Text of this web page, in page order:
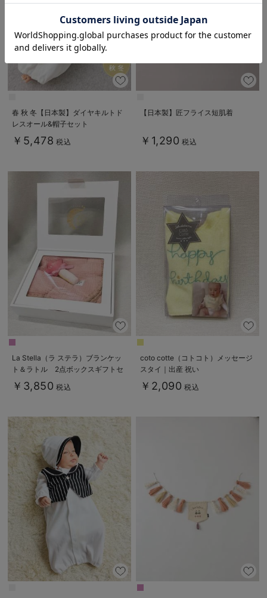
春 秋 冬【日本製】ダイヤキルトド
レスオール&帽子セット
￥5,478 税込
【日本製】匠フライス短肌着
￥1,290 税込
La Stella（ラ ステラ）ブランケッ
ト＆ラトル 2点ボックスギフトセ
ット
￥3,850 税込
coto cotte（コトコト）メッセージ
スタイ｜出産 祝い
￥2,090 税込
お気に入り商品を確認する